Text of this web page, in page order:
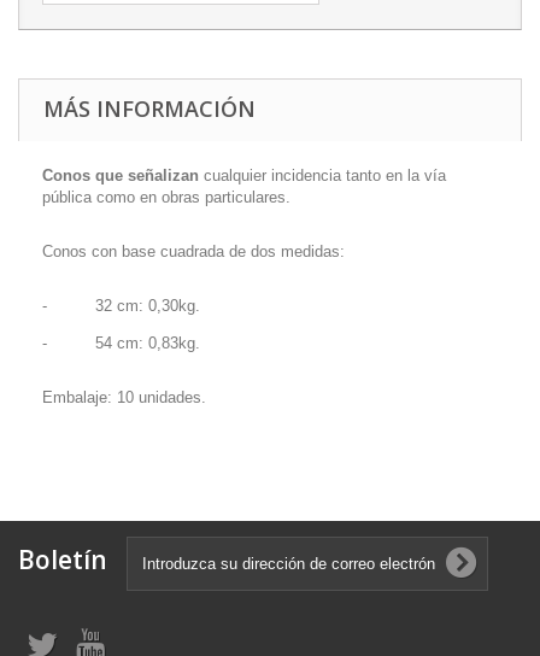
MÁS INFORMACIÓN
Conos que señalizan cualquier incidencia tanto en la vía
pública como en obras particulares.
Conos con base cuadrada de dos medidas:
- 32 cm: 0,30kg.
- 54 cm: 0,83kg.
Embalaje: 10 unidades.
Boletín